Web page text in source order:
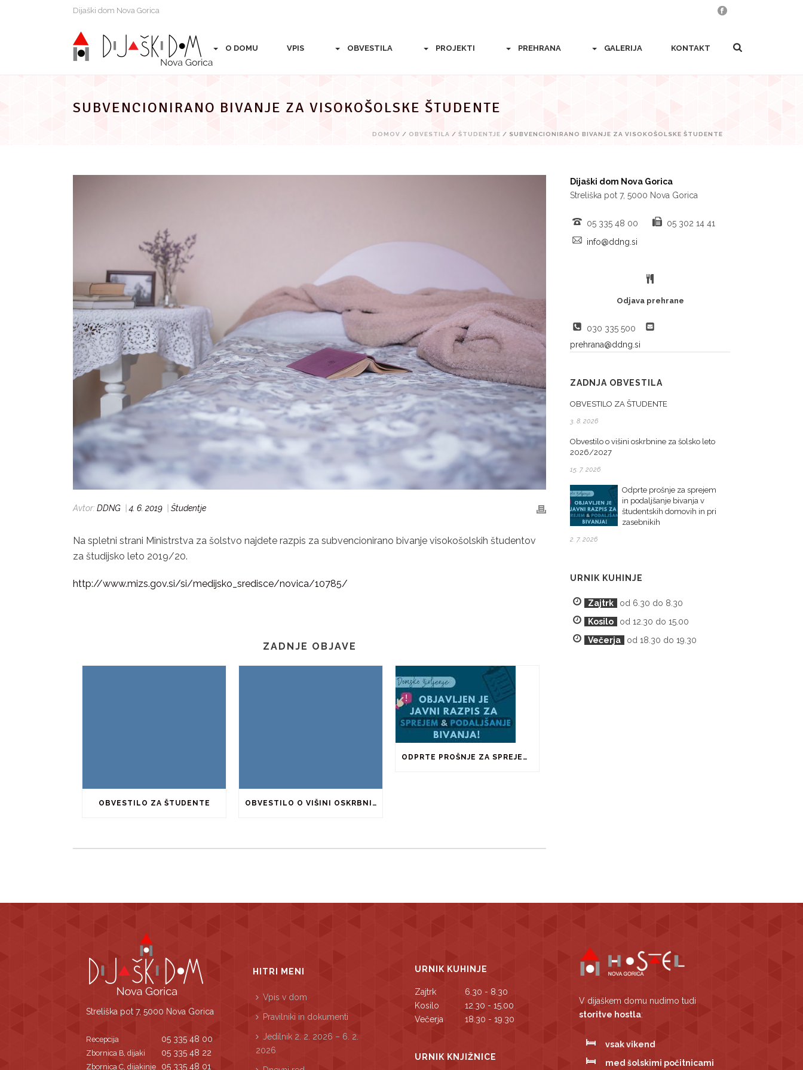
Dijaški dom Nova Gorica
O DOMU VPIS OBVESTILA PROJEKTI PREHRANA GALERIJA KONTAKT
SUBVENCIONIRANO BIVANJE ZA VISOKOŠOLSKE ŠTUDENTE
DOMOV / OBVESTILA / ŠTUDENTJE / SUBVENCIONIRANO BIVANJE ZA VISOKOŠOLSKE ŠTUDENTE
Avtor: DDNG |4. 6. 2019 Študentje
Na spletni strani Ministrstva za šolstvo najdete razpis za subvencionirano bivanje visokošolskih študentov
za študijsko leto 2019/20.
http://www.mizs.gov.si/si/medijsko_sredisce/novica/10785/
ZADNJE OBJAVE
OBVESTILO ZA ŠTUDENTE OBVESTILO O VIŠINI OSKRBNINE ZA ŠOLSKO LETO 2026/2027
ODPRTE PROŠNJE ZA SPREJEM IN PODALJŠANJE BIVANJA V ŠTUDENTSKIH DOMOVIH IN PRI ZASEBNIKIH
Dijaški dom Nova Gorica
Streliška pot 7, 5000 Nova Gorica
05 335 48 00
05 302 14 41
info@ddng.si
Odjava prehrane
030 335 500
prehrana@ddng.si
ZADNJA OBVESTILA
OBVESTILO ZA ŠTUDENTE
3. 8. 2026
Obvestilo o višini oskrbnine za šolsko leto
2026/2027
15. 7. 2026
Odprte prošnje za sprejem
in podaljšanje bivanja v
študentskih domovih in pri
zasebnikih
2. 7. 2026
URNIK KUHINJE
Zajtrk
od 6.30 do 8.30
Kosilo
od 12.30 do 15.00
Večerja
od 18.30 do 19.30
Streliška pot 7, 5000 Nova Gorica
Recepcija 05 335 48 00
Zbornica B, dijaki 05 335 48 22
Zbornica C, dijakinje 05 335 48 01
HITRI MENI
Vpis v dom
Pravilniki in dokumenti
Jedilnik 2. 2. 2026 – 6. 2.
2026
URNIK KUHINJE
Zajtrk
6.30 - 8.30
Kosilo
12.30 - 15.00
Večerja
18.30 - 19.30
URNIK KNJIŽNICE
V dijaškem domu nudimo tudi
storitve hostla:
vsak vikend
med šolskimi počitnicami